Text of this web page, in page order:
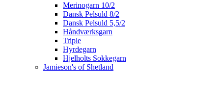
Merinogarn 10/2
Dansk Pelsuld 8/2
Dansk Pelsuld 5,5/2
Håndværksgarn
Triple
Hyrdegarn
Hjelholts Sokkegarn
Jamieson's of Shetland